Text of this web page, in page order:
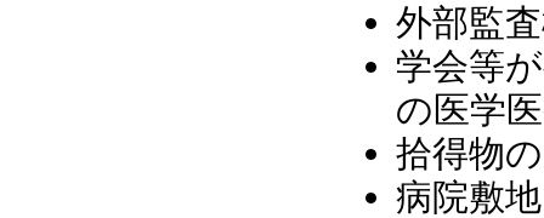
外部監
学会等
の医学
拾得物
病院敷